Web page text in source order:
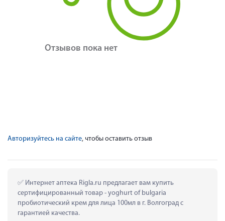
Отзывов пока нет
Авторизуйтесь на сайте, чтобы оставить отзыв
Интернет аптека Rigla.ru предлагает вам купить
сертифицированный товар - yoghurt of bulgaria
пробиотический крем для лица 100мл в г. Волгоград с
гарантией качества.